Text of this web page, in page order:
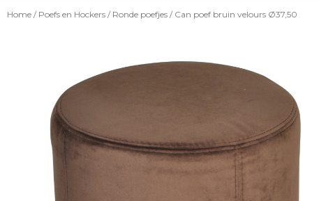
Home / Poefs en Hockers / Ronde poefjes / Can poef bruin velours Ø37,50